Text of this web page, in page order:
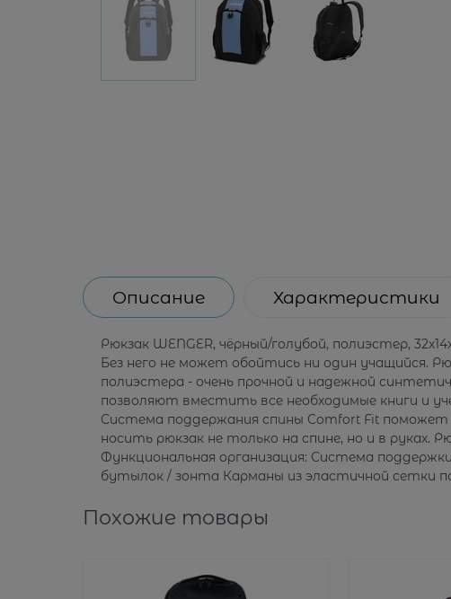
Описание Характеристики
Рюкзак WENGER, чёрный/голубой, полиэстер,
Без него не может обойтись ни один учащийся.
полиэстера - очень прочной и надежной
позволяют вместить все необходимые книги и
Система поддержания спины Comfort Fit
носить рюкзак не только на спине, но и в руках.
Функциональная организация: Система
бутылок / зонта Карманы из эластичной сетки
Похожие товары